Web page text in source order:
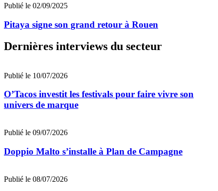
Publié le 02/09/2025
Pitaya signe son grand retour à Rouen
Dernières interviews du secteur
Publié le 10/07/2026
O’Tacos investit les festivals pour faire vivre son
univers de marque
Publié le 09/07/2026
Doppio Malto s’installe à Plan de Campagne
Publié le 08/07/2026